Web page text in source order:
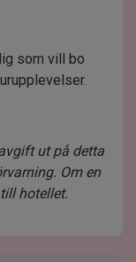
som vill bo
ut på detta
Om en
hotellet.